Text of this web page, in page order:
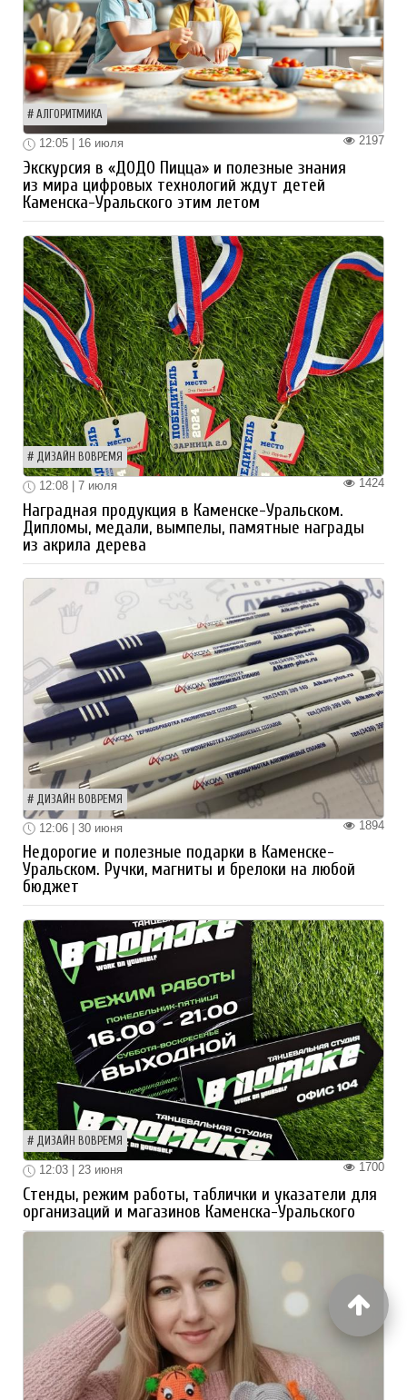
АЛГОРИТМИКА
2197
12:05 | 16 июля
Экскурсия в «ДОДО Пицца» и полезные знания
из мира цифровых технологий ждут детей
Каменска-Уральского этим летом
ДИЗАЙН ВОВРЕМЯ
1424
12:08 | 7 июля
Наградная продукция в Каменске-Уральском.
Дипломы, медали, вымпелы, памятные награды
из акрила дерева
ДИЗАЙН ВОВРЕМЯ
1894
12:06 | 30 июня
Недорогие и полезные подарки в Каменске-
Уральском. Ручки, магниты и брелоки на любой
бюджет
ДИЗАЙН ВОВРЕМЯ
1700
12:03 | 23 июня
Стенды, режим работы, таблички и указатели для
организаций и магазинов Каменска-Уральского